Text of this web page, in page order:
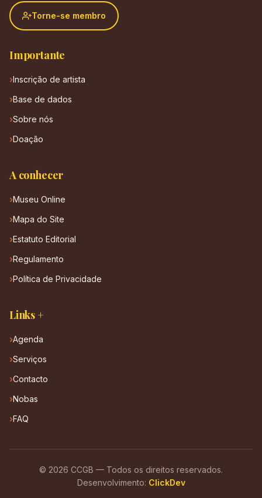
Torne-se membro
Importante
Inscrição de artista
Base de dados
Sobre nós
Doação
A conhecer
Museu Online
Mapa do Site
Estatuto Editorial
Regulamento
Política de Privacidade
Links +
Agenda
Serviços
Contacto
Nobas
FAQ
© 2026 CCGB — Todos os direitos reservados.
Desenvolvimento: ClickDev